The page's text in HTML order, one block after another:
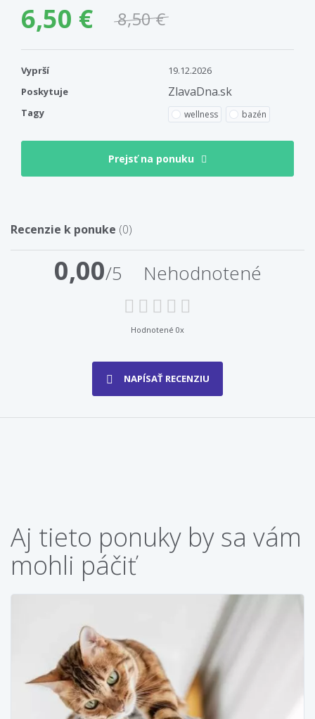
6,50 € 8,50 €
Vyprší
19.12.2026
Poskytuje
ZlavaDna.sk
Tagy wellness bazén
Prejsť na ponuku
Recenzie k ponuke (0)
0,00/5 Nehodnotené
Hodnotené 0x
NAPÍSAŤ RECENZIU
Aj tieto ponuky by sa vám
mohli páčiť